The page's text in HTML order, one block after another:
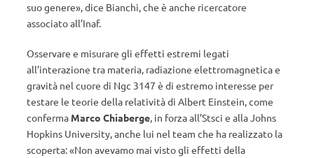
suo genere», dice Bianchi, che è anche ricercatore
associato all’Inaf.
Osservare e misurare gli effetti estremi legati
all’interazione tra materia, radiazione elettromagnetica e
gravità nel cuore di Ngc 3147 è di estremo interesse per
testare le teorie della relatività di Albert Einstein, come
conferma Marco Chiaberge, in forza all’Stsci e alla Johns
Hopkins University, anche lui nel team che ha realizzato la
scoperta: «Non avevamo mai visto gli effetti della